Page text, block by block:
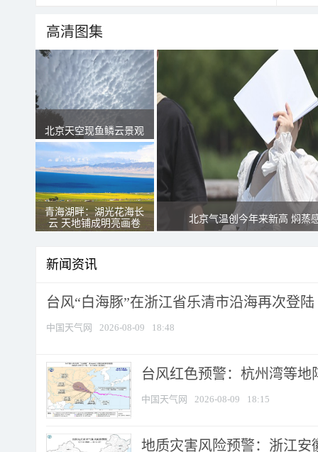
高清图集
北京天空现鱼鳞云景观
青海湖畔：湖光花海长
云 天地铺成明亮画卷
北京气温创今年来新高 焖蒸
新闻资讯
台风“白海豚”在浙江省乐清市沿海再次登陆
中国天气网 2026-08-09 18:48
台风红色预警：杭州湾等地
中国天气网 2026-08-09 18:15
地质灾害风险预警：浙江安